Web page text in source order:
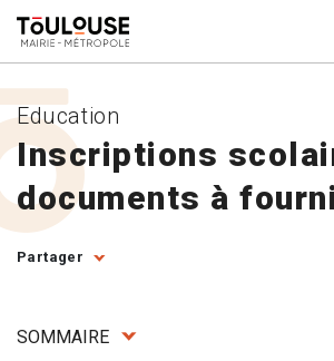
Inscriptions
documents à
Education
Partager
SOMMAIRE